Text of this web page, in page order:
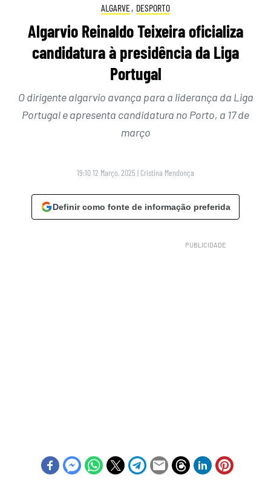
ALGARVE, DESPORTO
Algarvio Reinaldo Teixeira oficializa
candidatura à presidência da Liga
Portugal
O dirigente algarvio avança para a liderança da Liga
Portugal e apresenta candidatura no Porto, a 17 de
março
19:10 12 Março, 2025 | Cristina Mendonça
Definir como fonte de informação preferida